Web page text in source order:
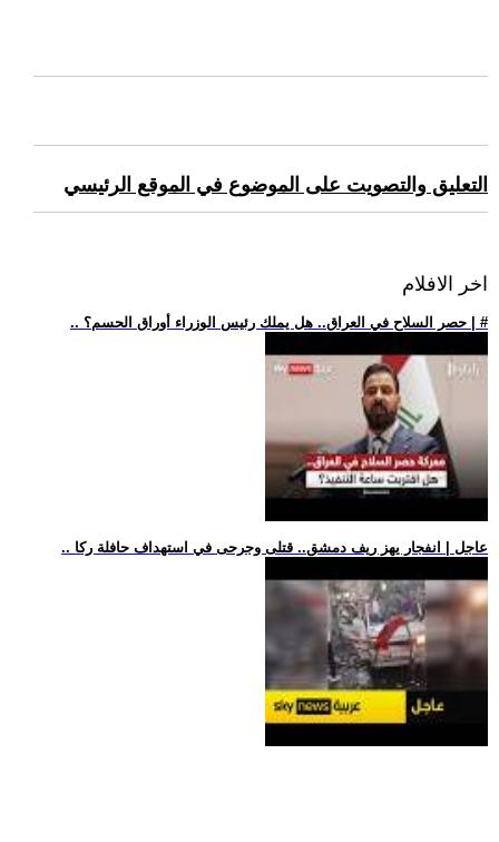
التعليق والتصويت على الموضوع في الموقع الرئيسي
اخر الافلام
.. حصر السلاح في العراق.. هل يملك رئيس الوزراء أوراق الحسم؟ | #
.. عاجل | انفجار يهز ريف دمشق.. قتلى وجرحى في استهداف حافلة ركا